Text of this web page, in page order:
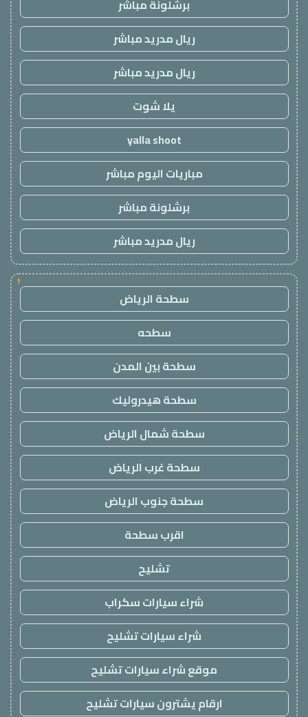
برشلونة مباشر
ريال مدريد مباشر
ريال مدريد مباشر
يلا شوت
yalla shoot
مباريات اليوم مباشر
برشلونة مباشر
ريال مدريد مباشر
!
سطحة الرياض
سطحه
سطحة بين المدن
سطحة هيدروليك
سطحة شمال الرياض
سطحة غرب الرياض
سطحة جنوب الرياض
اقرب سطحة
تشليح
شراء سيارات سكراب
شراء سيارات تشليح
موقع شراء سيارات تشليح
ارقام يشترون سيارات تشليح